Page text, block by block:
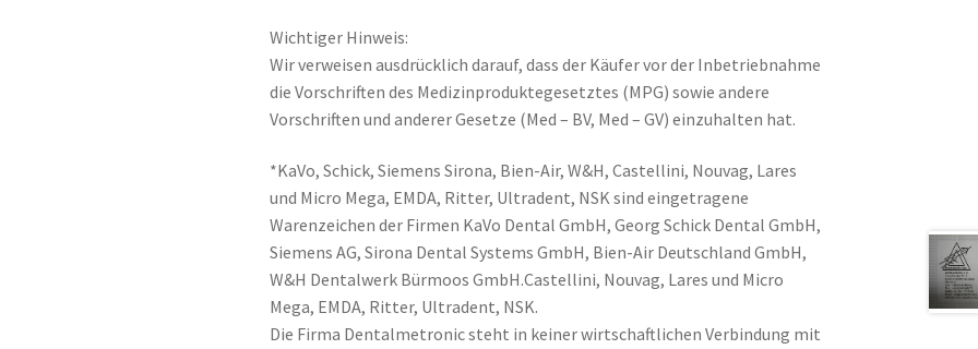
Wichtiger Hinweis:
Wir verweisen ausdrücklich darauf, dass der Käufer vor der Inbetriebnahme
die Vorschriften des Medizinproduktegesetztes (MPG) sowie andere
Vorschriften und anderer Gesetze (Med – BV, Med – GV) einzuhalten hat.
*KaVo, Schick, Siemens Sirona, Bien-Air, W&H, Castellini, Nouvag, Lares
und Micro Mega, EMDA, Ritter, Ultradent, NSK sind eingetragene
Warenzeichen der Firmen KaVo Dental GmbH, Georg Schick Dental GmbH,
Siemens AG, Sirona Dental Systems GmbH, Bien-Air Deutschland GmbH,
W&H Dentalwerk Bürmoos GmbH.Castellini, Nouvag, Lares und Micro
Mega, EMDA, Ritter, Ultradent, NSK.
Die Firma Dentalmetronic steht in keiner wirtschaftlichen Verbindung mit